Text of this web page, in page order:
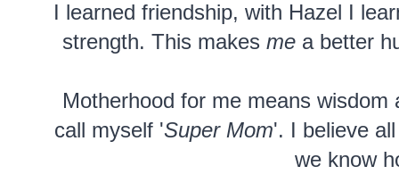
I learned friendship, with Hazel I
strength. This makes me a better
Motherhood for me means
call myself 'Super Mom'. I believe
we know